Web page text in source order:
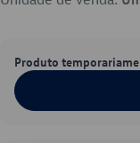
Produto